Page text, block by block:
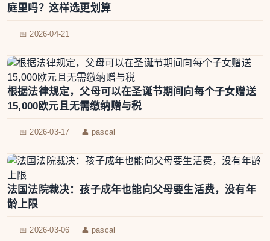
庭里吗？这样选更划算
📅 2026-04-21
根据法律规定，父母可以在圣诞节期间向每个子女赠送
15,000欧元且无需缴纳赠与税
📅 2026-03-17 👤 pascal
法国法院裁决：孩子成年也能向父母要生活费，没有年
龄上限
📅 2026-03-06 👤 pascal